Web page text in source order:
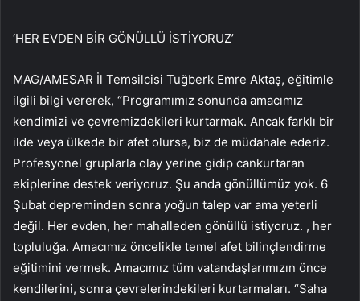
‘HER EVDEN BİR GÖNÜLLÜ İSTİYORUZ’
MAG/AMESAR İl Temsilcisi Tuğberk Emre Aktaş, eğitimle
ilgili bilgi vererek, “Programımız sonunda amacımız
kendimizi ve çevremizdekileri kurtarmak. Ancak farklı bir
ilde veya ülkede bir afet olursa, biz de müdahale ederiz.
Profesyonel gruplarla olay yerine gidip cankurtaran
ekiplerine destek veriyoruz. Şu anda gönüllümüz yok. 6
Şubat depreminden sonra yoğun talep var ama yeterli
değil. Her evden, her mahalleden gönüllü istiyoruz. , her
topluluğa. Amacımız öncelikle temel afet bilinçlendirme
eğitimini vermek. Amacımız tüm vatandaşlarımızın önce
kendilerini, sonra çevrelerindekileri kurtarmaları. “Saha